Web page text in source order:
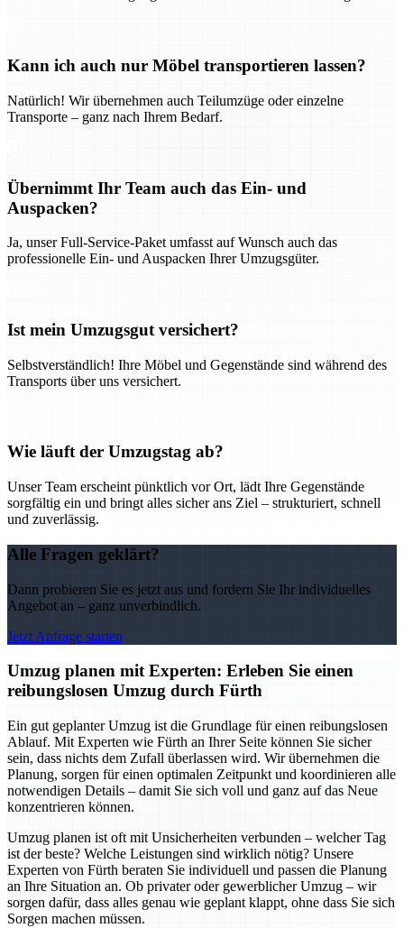
Kann ich auch nur Möbel transportieren lassen?
Natürlich! Wir übernehmen auch Teilumzüge oder einzelne
Transporte – ganz nach Ihrem Bedarf.
Übernimmt Ihr Team auch das Ein- und
Auspacken?
Ja, unser Full-Service-Paket umfasst auf Wunsch auch das
professionelle Ein- und Auspacken Ihrer Umzugsgüter.
Ist mein Umzugsgut versichert?
Selbstverständlich! Ihre Möbel und Gegenstände sind während des
Transports über uns versichert.
Wie läuft der Umzugstag ab?
Unser Team erscheint pünktlich vor Ort, lädt Ihre Gegenstände
sorgfältig ein und bringt alles sicher ans Ziel – strukturiert, schnell
und zuverlässig.
Alle Fragen geklärt?
Dann probieren Sie es jetzt aus und fordern Sie Ihr individuelles
Angebot an – ganz unverbindlich.
Jetzt Anfrage starten
Umzug planen mit Experten: Erleben Sie einen
reibungslosen Umzug durch Fürth
Ein gut geplanter Umzug ist die Grundlage für einen reibungslosen
Ablauf. Mit Experten wie Fürth an Ihrer Seite können Sie sicher
sein, dass nichts dem Zufall überlassen wird. Wir übernehmen die
Planung, sorgen für einen optimalen Zeitpunkt und koordinieren alle
notwendigen Details – damit Sie sich voll und ganz auf das Neue
konzentrieren können.
Umzug planen ist oft mit Unsicherheiten verbunden – welcher Tag
ist der beste? Welche Leistungen sind wirklich nötig? Unsere
Experten von Fürth beraten Sie individuell und passen die Planung
an Ihre Situation an. Ob privater oder gewerblicher Umzug – wir
sorgen dafür, dass alles genau wie geplant klappt, ohne dass Sie sich
Sorgen machen müssen.